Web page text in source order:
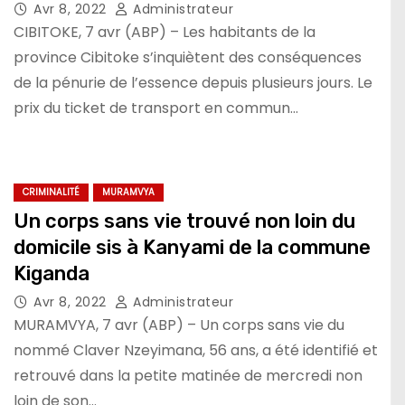
jours
Avr 8, 2022 Administrateur
CIBITOKE, 7 avr (ABP) – Les habitants de la
province Cibitoke s’inquiètent des conséquences
de la pénurie de l’essence depuis plusieurs jours. Le
prix du ticket de transport en commun…
CRIMINALITÉ MURAMVYA
Un corps sans vie trouvé non loin du
domicile sis à Kanyami de la commune
Kiganda
Avr 8, 2022 Administrateur
MURAMVYA, 7 avr (ABP) – Un corps sans vie du
nommé Claver Nzeyimana, 56 ans, a été identifié et
retrouvé dans la petite matinée de mercredi non